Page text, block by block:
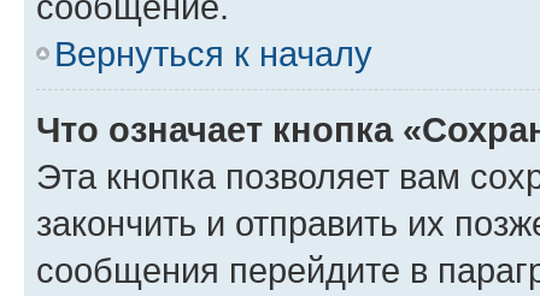
Вернуться к началу
Что означает кнопка
Эта кнопка позволяет вам
закончить и отправить их
сообщения перейдите в